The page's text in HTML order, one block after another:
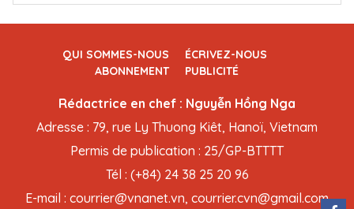
QUI SOMMES-NOUS
ÉCRIVEZ-NOUS
ABONNEMENT
PUBLICITÉ
Rédactrice en chef : Nguyễn Hồng Nga
Adresse : 79, rue Ly Thuong Kiêt, Hanoï, Vietnam
Permis de publication : 25/GP-BTTTT
Tél : (+84) 24 38 25 20 96
E-mail : courrier@vnanet.vn, courrier.cvn@gmail.com